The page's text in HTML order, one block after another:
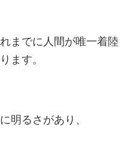
までに人間が唯一着陸
ます。
明るさがあり、